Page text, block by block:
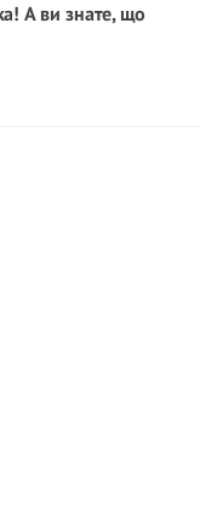
А ви знате, що